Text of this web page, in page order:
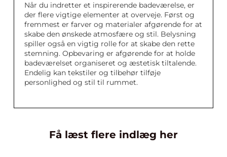
Når du indretter et inspirerende badeværelse, er
der flere vigtige elementer at overveje. Først og
fremmest er farver og materialer afgørende for at
skabe den ønskede atmosfære og stil. Belysning
spiller også en vigtig rolle for at skabe den rette
stemning. Opbevaring er afgørende for at holde
badeværelset organiseret og æstetisk tiltalende.
Endelig kan tekstiler og tilbehør tilføje
personlighed og stil til rummet.
Få læst flere indlæg her